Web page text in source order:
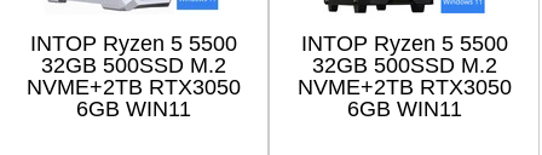
INTOP Ryzen 5 5500
32GB 500SSD M.2
NVME+2TB RTX3050
6GB WIN11
INTOP Ryzen 5 5500
32GB 500SSD M.2
NVME+2TB RTX3050
6GB WIN11